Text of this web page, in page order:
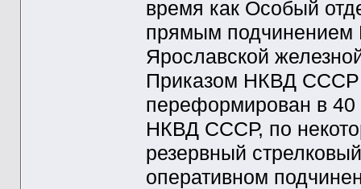
время как Особый
прямым подчинением
Ярославской
Приказом НКВД СССР
переформирован в 40
НКВД СССР, по
резервный
оперативном